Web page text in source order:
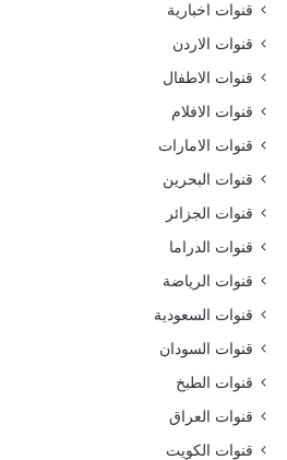
قنوات اخبارية
قنوات الاردن
قنوات الاطفال
قنوات الافلام
قنوات الامارات
قنوات البحرين
قنوات الجزائر
قنوات الدراما
قنوات الرياضة
قنوات السعودية
قنوات السودان
قنوات الطبخ
قنوات العراق
قنوات الكويت